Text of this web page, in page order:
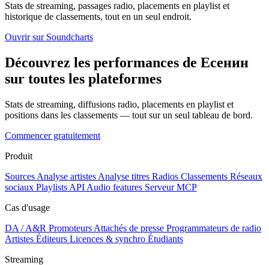
Stats de streaming, passages radio, placements en playlist et
historique de classements, tout en un seul endroit.
Ouvrir sur Soundcharts
Découvrez les performances de Есенин
sur toutes les plateformes
Stats de streaming, diffusions radio, placements en playlist et
positions dans les classements — tout sur un seul tableau de bord.
Commencer gratuitement
Produit
Sources Analyse artistes Analyse titres Radios Classements Réseaux
sociaux Playlists API Audio features Serveur MCP
Cas d'usage
DA / A&R Promoteurs Attachés de presse Programmateurs de radio
Artistes Éditeurs Licences & synchro Étudiants
Streaming